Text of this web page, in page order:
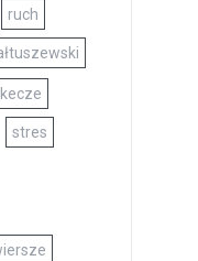
ruch
stres